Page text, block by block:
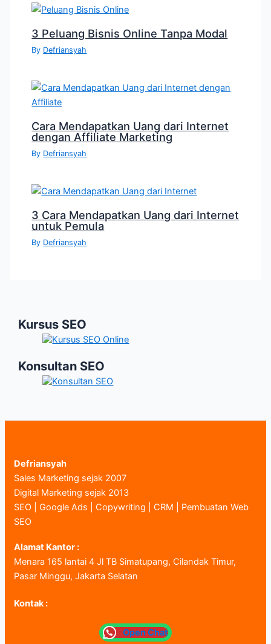
3 Peluang Bisnis Online Tanpa Modal
By Defriansyah
Cara Mendapatkan Uang dari Internet
dengan Affiliate Marketing
By Defriansyah
3 Cara Mendapatkan Uang dari Internet
untuk Pemula
By Defriansyah
Kursus SEO
Konsultan SEO
Defriansyah
Sales Marketing sejak 2007
Digital Marketing sejak 2013
SEO | Google Ads | Copywriting | CRM | Pembuatan Web
SEO
Alamat Kantor :
Menara 165 lantai 4 Jl TB Simatupang, Cilandak Timur,
Pasar Minggu, Jakarta Selatan
Kontak :
Open Chat